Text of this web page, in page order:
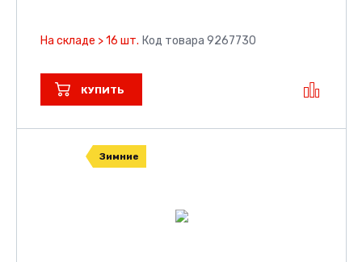
На складе > 16 шт. Код товара 9267730
КУПИТЬ
Зимние